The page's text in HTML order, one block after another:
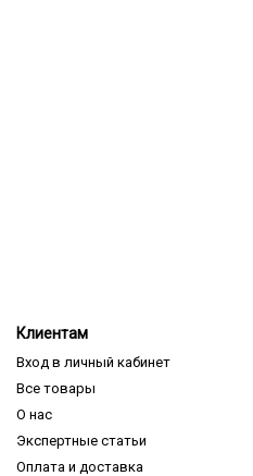
Клиентам
Вход в личный кабинет
Все товары
О нас
Экспертные статьи
Оплата и доставка